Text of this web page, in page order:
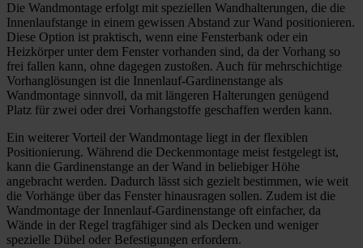
Die Wandmontage erfolgt mit speziellen Wandhalterungen, die die
Innenlaufstange in einem gewissen Abstand zur Wand positionieren.
Diese Option ist praktisch, wenn eine Fensterbank oder ein
Heizkörper unter dem Fenster vorhanden sind, da der Vorhang so
frei fallen kann, ohne dagegen zustoßen. Auch für mehrschichtige
Vorhanglösungen ist die Innenlauf-Gardinenstange als
Wandmontage sinnvoll, da mit längeren Halterungen genügend
Platz für zwei oder drei Vorhangstoffe geschaffen werden kann.
Ein weiterer Vorteil der Wandmontage liegt in der flexiblen
Positionierung. Während die Deckenmontage meist festgelegt ist,
kann die Gardinenstange an der Wand in beliebiger Höhe
angebracht werden. Dadurch lässt sich gezielt bestimmen, wie weit
die Vorhänge über das Fenster hinausragen sollen. Zudem ist die
Wandmontage der Innenlauf-Gardinenstange oft einfacher, da
Wände in der Regel tragfähiger sind als Decken und weniger
spezielle Dübel oder Befestigungen erfordern.